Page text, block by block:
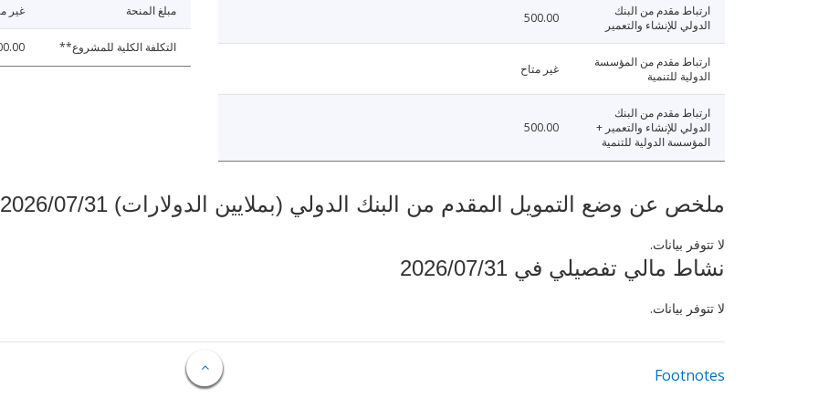
ارتباط مقدم من البنك
الدولي للإنشاء والتعمير
500.00
ارتباط مقدم من المؤسسة
الدولية للتنمية
غير متاح
ارتباط مقدم من البنك
الدولي للإنشاء والتعمير +
المؤسسة الدولية للتنمية
500.00
مبلغ المنحة غير
التكلفة الكلية للمشروع**
ملخص عن وضع التمويل المقدم من البنك الدولي (بملايين الدولارات) 2026/07/31
لا تتوفر بيانات.
نشاط مالي تفصيلي في 2026/07/31
لا تتوفر بيانات.
Footnotes